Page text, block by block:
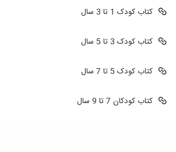
کتاب کودک 1 تا 3 سال
کتاب کودک 3 تا 5 سال
کتاب کودک 5 تا 7 سال
کتاب کودکان 7 تا 9 سال